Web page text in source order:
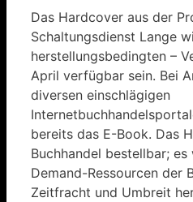
Das Hardcover aus der
Schaltungsdienst Lange
herstellungsbedingten –
April verfügbar sein. Bei
diversen einschlägigen
bereits das E-Book. Das
Buchhandel bestellbar;
Demand-Ressourcen der
Zeitfracht und Umbreit